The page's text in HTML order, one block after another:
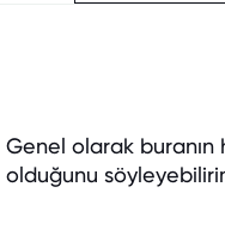
Genel olarak buranın
olduğunu